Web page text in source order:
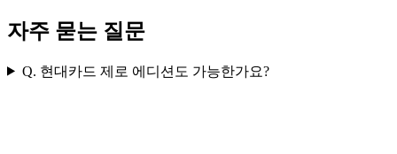
자주 묻는 질문
Q. 현대카드 제로 에디션도 가능한가요?